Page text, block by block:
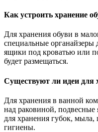
Как устроить хранение
Для хранения обуви в
специальные
ящики под кроватью или
будет размещаться.
Существуют ли идеи для
Для хранения в ванной
над раковиной,
для хранения губок,
гигиены.